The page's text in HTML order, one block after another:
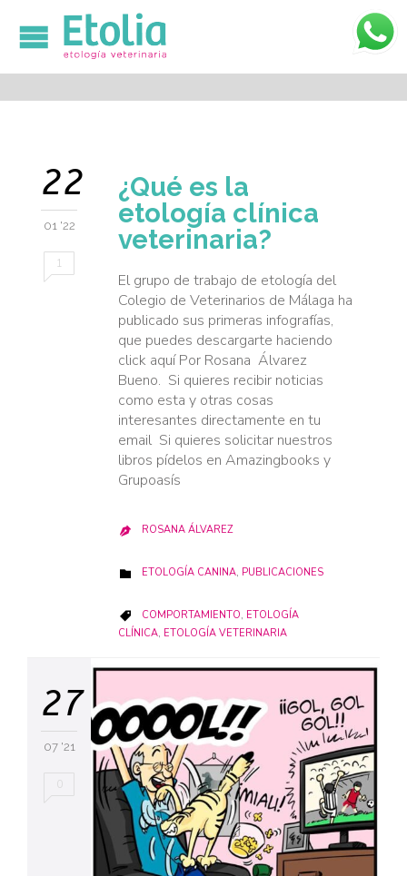

22
01 '22
1
¿Qué es la
etología clínica
veterinaria?
El grupo de trabajo de etología del
Colegio de Veterinarios de Málaga ha
publicado sus primeras infografías,
que puedes descargarte haciendo
click aquí Por Rosana Álvarez
Bueno. Si quieres recibir noticias
como esta y otras cosas
interesantes directamente en tu
email Si quieres solicitar nuestros
libros pídelos en Amazingbooks y
Grupoasís
 ROSANA ÁLVAREZ
 CATEGORY
ETOLOGÍA CANINA, PUBLICACIONES
 CATEGORY
COMPORTAMIENTO, ETOLOGÍA
CLÍNICA, ETOLOGÍA VETERINARIA
27
07 '21
0